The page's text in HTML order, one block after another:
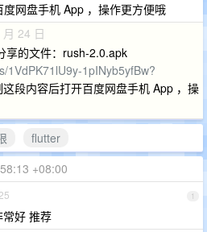
网盘手机 App ，操作更方便哦
24 日
享的文件：rush-2.0.apk
1VdPK71lU9y-1pINyb5yfBw?
段内容后打开百度网盘手机 App ，操
flutter
+08:00
1
好 推荐